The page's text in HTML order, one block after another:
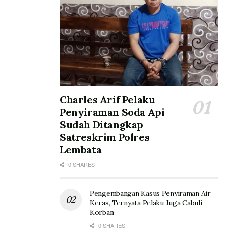
Charles Arif Pelaku
Penyiraman Soda Api
Sudah Ditangkap
Satreskrim Polres
Lembata
0 SHARES
Pengembangan Kasus Penyiraman Air
Keras, Ternyata Pelaku Juga Cabuli
Korban
0 SHARES